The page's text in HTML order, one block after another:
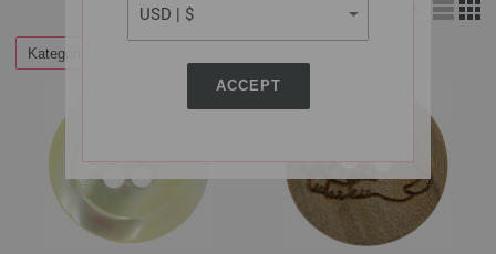
ACCEPT
Kategorier